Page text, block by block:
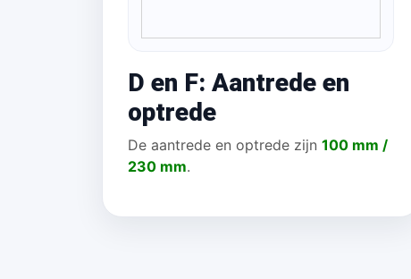
D en F: Aantrede en
optrede
De aantrede en optrede zijn 100 mm /
230 mm.